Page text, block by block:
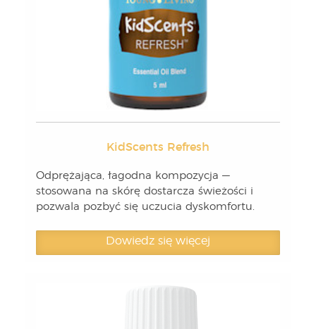
KidScents Refresh
Odprężająca, łagodna kompozycja —
stosowana na skórę dostarcza świeżości i
pozwala pozbyć się uczucia dyskomfortu.
Dowiedz się więcej